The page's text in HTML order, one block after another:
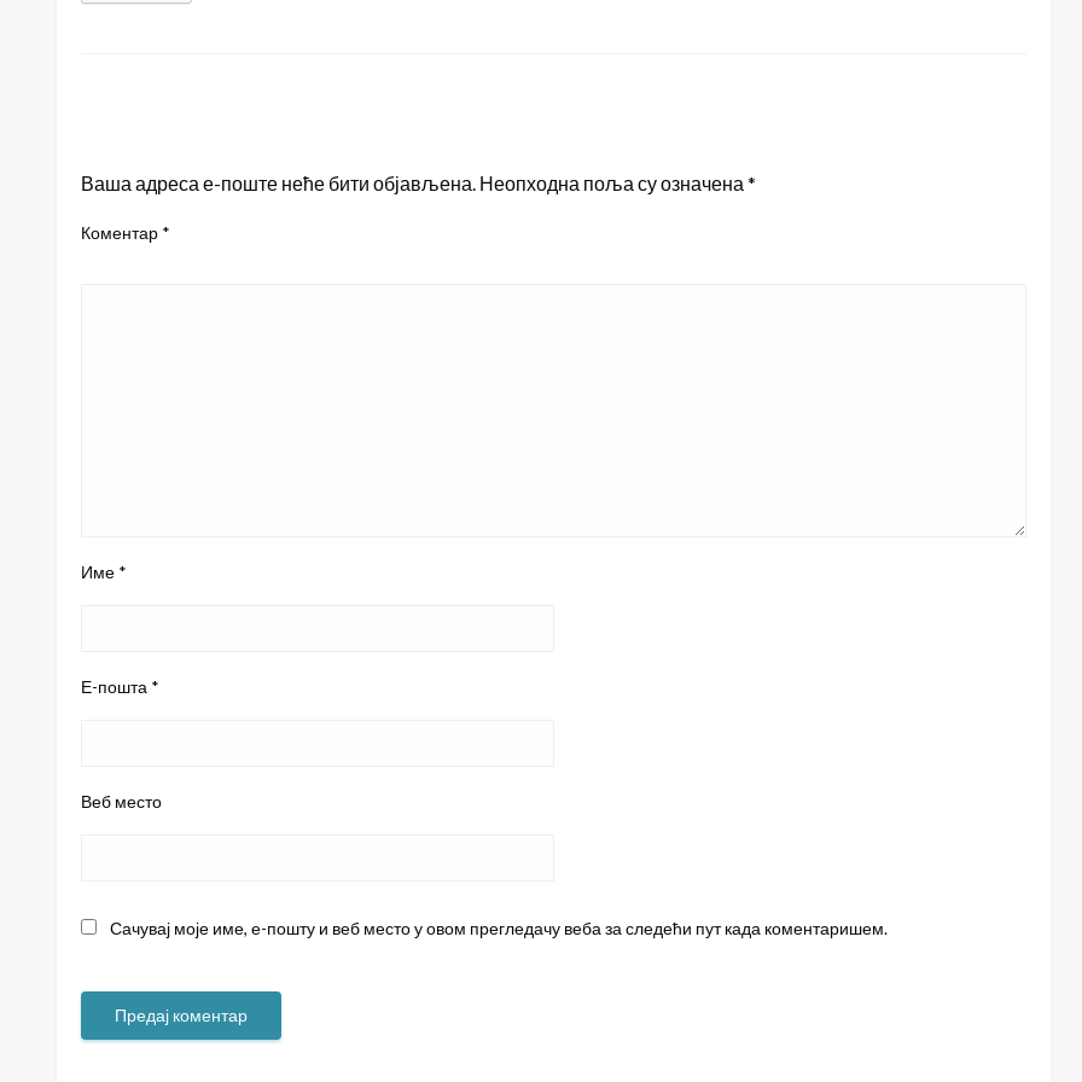
Ваша адреса е-поште неће бити објављена. Неопходна поља су означена *
Коментар *
Име *
Е-пошта *
Веб место
Сачувај моје име, е-пошту и веб место у овом прегледачу веба за следећи пут када коментаришем.